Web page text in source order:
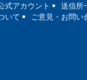
式アカウント
送信所
いて ご意見・お問い